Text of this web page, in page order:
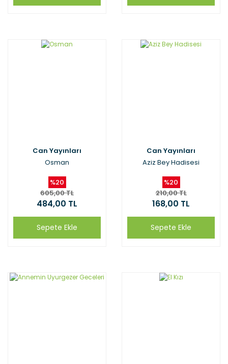
Can Yayınları
Osman
%20
605,00 TL
484,00 TL
Sepete Ekle
Can Yayınları
Aziz Bey Hadisesi
%20
210,00 TL
168,00 TL
Sepete Ekle